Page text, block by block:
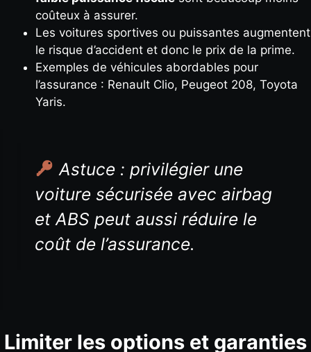
coûteux à assurer.
Les voitures sportives ou puissantes augmentent
le risque d’accident et donc le prix de la prime.
Exemples de véhicules abordables pour
l’assurance : Renault Clio, Peugeot 208, Toyota
Yaris.
Astuce : privilégier une
voiture sécurisée avec airbag
et ABS peut aussi réduire le
coût de l’assurance.
Limiter les options et garanties